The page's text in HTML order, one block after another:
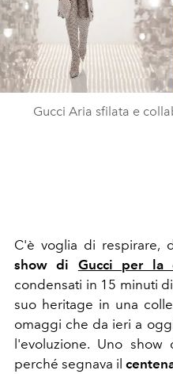
Gucci Aria sfilata e
C'è voglia di respirare,
show di Gucci per la
condensati in 15 minuti
suo heritage in una
omaggi che da ieri a
l'evoluzione. Uno
perché segnava il